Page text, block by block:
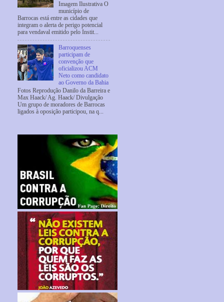
Imagem Ilustrativa O
município de
Barrocas está entre as cidades que
integram o alerta de perigo potencial
para vendaval emitido pelo Instit...
Barroquenses
participam de
convenção que
oficializou ACM
Neto como candidato
ao Governo da Bahia
Fotos Reprodução Danilo da Barreira e
Max Haack/ Ag. Haack/ Divulgação
Um grupo de moradores de Barrocas
ligados à oposição participou, na q...